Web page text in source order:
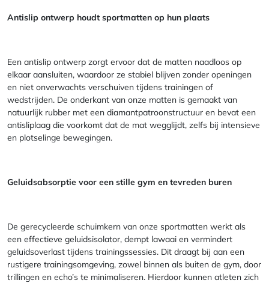
Antislip ontwerp houdt sportmatten op hun plaats
Een antislip ontwerp zorgt ervoor dat de matten naadloos op
elkaar aansluiten, waardoor ze stabiel blijven zonder openingen
en niet onverwachts verschuiven tijdens trainingen of
wedstrijden. De onderkant van onze matten is gemaakt van
natuurlijk rubber met een diamantpatroonstructuur en bevat een
antisliplaag die voorkomt dat de mat wegglijdt, zelfs bij intensieve
en plotselinge bewegingen.
Geluidsabsorptie voor een stille gym en tevreden buren
De gerecycleerde schuimkern van onze sportmatten werkt als
een effectieve geluidsisolator, dempt lawaai en vermindert
geluidsoverlast tijdens trainingssessies. Dit draagt bij aan een
rustigere trainingsomgeving, zowel binnen als buiten de gym, door
trillingen en echo’s te minimaliseren. Hierdoor kunnen atleten zich